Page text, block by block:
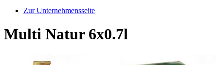
Zur Unternehmensseite
Multi Natur 6x0.7l